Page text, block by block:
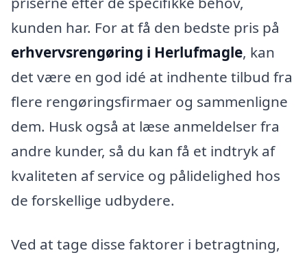
kunden har. For at få den bedste pris på
erhvervsrengøring i Herlufmagle, kan
det være en god idé at indhente tilbud fra
flere rengøringsfirmaer og sammenligne
dem. Husk også at læse anmeldelser fra
andre kunder, så du kan få et indtryk af
kvaliteten af service og pålidelighed hos
de forskellige udbydere.
Ved at tage disse faktorer i betragtning,